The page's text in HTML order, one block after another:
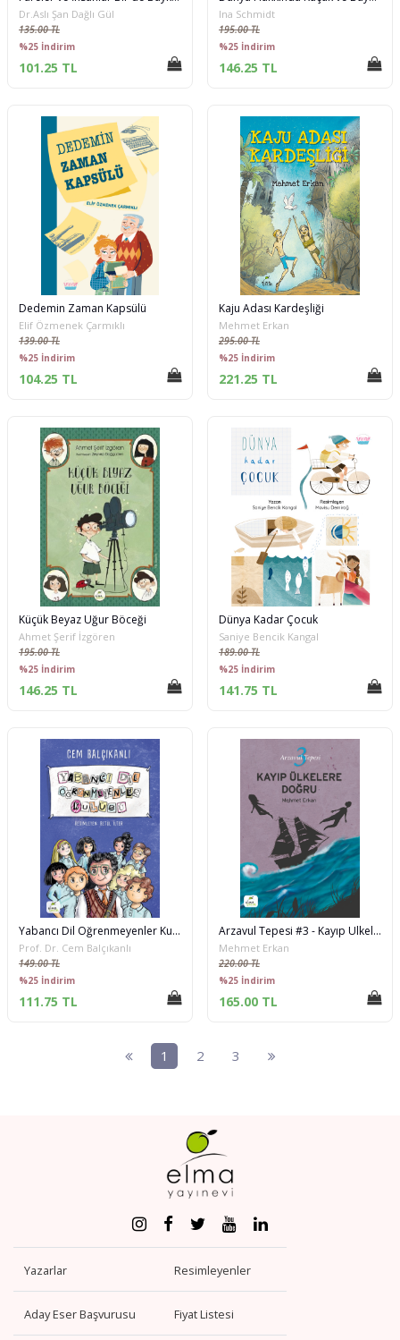
Dr.Aslı Şan Dağlı Gül
135.00 TL
%25 İndirim
101.25 TL
Ina Schmidt
195.00 TL
%25 İndirim
146.25 TL
Dedemin Zaman Kapsülü
Elif Özmenek Çarmıklı
139.00 TL
%25 İndirim
104.25 TL
Kaju Adası Kardeşliği
Mehmet Erkan
295.00 TL
%25 İndirim
221.25 TL
Küçük Beyaz Uğur Böceği
Ahmet Şerif İzgören
195.00 TL
%25 İndirim
146.25 TL
Dünya Kadar Çocuk
Saniye Bencik Kangal
189.00 TL
%25 İndirim
141.75 TL
Yabancı Dil Öğrenmeyenler Kulübü
Prof. Dr. Cem Balçıkanlı
149.00 TL
%25 İndirim
111.75 TL
Arzavul Tepesi #3 - Kayıp Ülkelere Doğru
Mehmet Erkan
220.00 TL
%25 İndirim
165.00 TL
1 2 3
Yazarlar Resimleyenler
Aday Eser Başvurusu Fiyat Listesi